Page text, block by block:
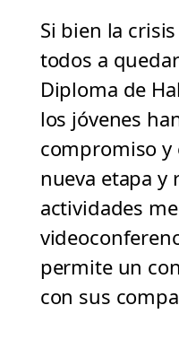
Si bien la
todos a
Diploma de
los jóvenes
compromiso y
nueva etapa y
actividades
permite un
con sus